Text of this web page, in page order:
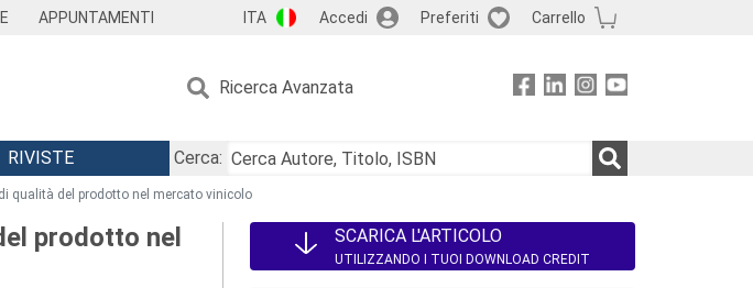
APPUNTAMENTI ITA Accedi Preferiti Carrello
Ricerca Avanzata
RIVISTE
Cerca:
qualità del prodotto nel mercato vinicolo
prodotto nel
SCARICA L'ARTICOLO
UTILIZZANDO I TUOI DOWNLOAD CREDIT